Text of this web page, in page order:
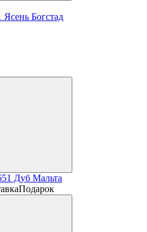
Богстад
Подарок